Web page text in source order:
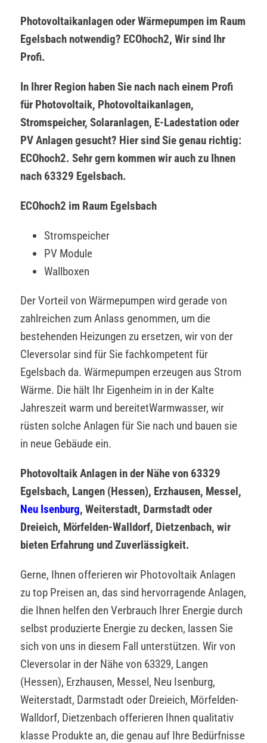
Photovoltaikanlagen oder Wärmepumpen im Raum
Egelsbach notwendig? ECOhoch2, Wir sind Ihr
Profi.
In Ihrer Region haben Sie nach nach einem Profi
für Photovoltaik, Photovoltaikanlagen,
Stromspeicher, Solaranlagen, E-Ladestation oder
PV Anlagen gesucht? Hier sind Sie genau richtig:
ECOhoch2. Sehr gern kommen wir auch zu Ihnen
nach 63329 Egelsbach.
ECOhoch2 im Raum Egelsbach
Stromspeicher
PV Module
Wallboxen
Der Vorteil von Wärmepumpen wird gerade von
zahlreichen zum Anlass genommen, um die
bestehenden Heizungen zu ersetzen, wir von der
Cleversolar sind für Sie fachkompetent für
Egelsbach da. Wärmepumpen erzeugen aus Strom
Wärme. Die hält Ihr Eigenheim in in der Kalte
Jahreszeit warm und bereitetWarmwasser, wir
rüsten solche Anlagen für Sie nach und bauen sie
in neue Gebäude ein.
Photovoltaik Anlagen in der Nähe von 63329
Egelsbach, Langen (Hessen), Erzhausen, Messel,
Neu Isenburg, Weiterstadt, Darmstadt oder
Dreieich, Mörfelden-Walldorf, Dietzenbach, wir
bieten Erfahrung und Zuverlässigkeit.
Gerne, Ihnen offerieren wir Photovoltaik Anlagen
zu top Preisen an, das sind hervorragende Anlagen,
die Ihnen helfen den Verbrauch Ihrer Energie durch
selbst produzierte Energie zu decken, lassen Sie
sich von uns in diesem Fall unterstützen. Wir von
Cleversolar in der Nähe von 63329, Langen
(Hessen), Erzhausen, Messel, Neu Isenburg,
Weiterstadt, Darmstadt oder Dreieich, Mörfelden-
Walldorf, Dietzenbach offerieren Ihnen qualitativ
klasse Produkte an, die genau auf Ihre Bedürfnisse